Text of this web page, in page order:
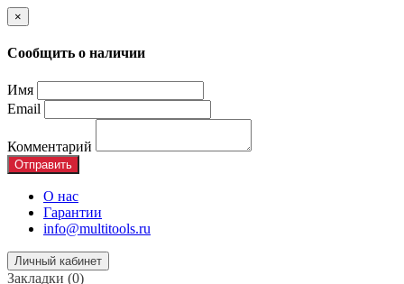
×
Сообщить о наличии
Имя
Email
Комментарий
Отправить
О нас
Гарантии
info@multitools.ru
Личный кабинет
Закладки (0)